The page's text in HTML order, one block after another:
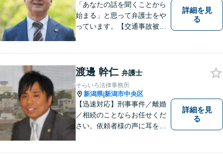
「あなたの話を聞くことから
始まる」と思って弁護士をや
っています。【交通事故被害
災・不貞慰謝料は相談料初回
無料】【顧問先企業300社以
上】
詳細を見
る
渡邊 幹仁 弁護士
そらいろ法律事務所
新潟県|新潟市中央区
【迅速対応】刑事事件／離婚
／相続のことならお任せくだ
さい。依頼者様の声に耳を傾
詳細を見
る